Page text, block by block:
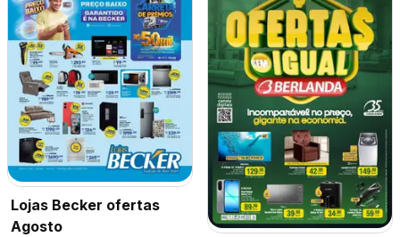
Lojas Becker ofertas
Agosto